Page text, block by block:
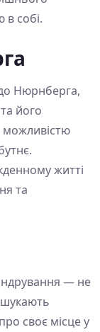
в собі.
Нюрнберга,
його
можливістю
житті
та
— не
шукають
своє місце у